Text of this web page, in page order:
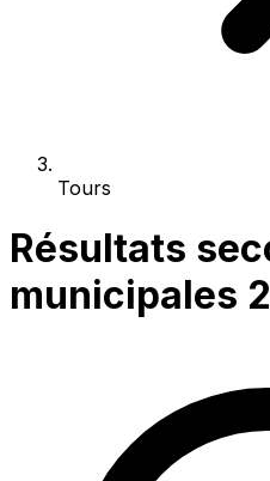
Tours
Résultats
municipales